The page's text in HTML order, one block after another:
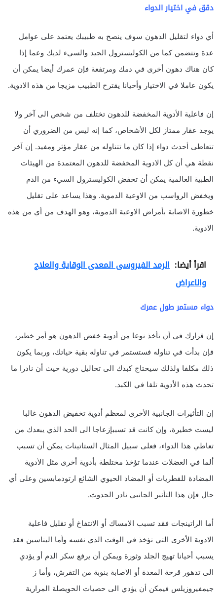
دقق في اختيار الدواء
أي دواء لتقليل الدهون سوف ينصح به طبيبك يعتمد على عوامل
عدة وتتضمن كما من الكوليسترول الجيد والسيء لديك وعما إذا
كان هناك دهون أخرى في دمك ومرتفعة فإن عمرك أيضا يمكن أن
يكون عاملا في الاختيار وأحيانا يقترح الطبيب مزيجا من هذه الادوية.
إن فاعلية الأدوية المخفضة للدهون تختلف من شخص الى آخر ولا
يوجد عقار ممتاز لكل الأشخاص، كما إنه ليس من الضروري أن
تتعاطى أحدث دواء إذا كان ما تتناوله من عقار مؤثر ومفيد. إن آخر
نقطة هي أن كل الادوية المخفضة للدهون المعتمدة من الهيئات
الطبية العالمية يمكن أن تخفض الكوليسترول السيء من الدم
ويخفض الرواسب من الاوعية الدموية. وهذا يساعد على تقليل
خطورة الاصابة بأمراض الاوعية الدموية، وهو الهدف من أي من هذه
الادوية.
اقرأ أيضا: الرمد الفيروسى المعدى الوقاية والعلاج
والاعراض
دواء مستمر طول عمرك
إن قرارك في أن تأخذ نوعا من أدوية خفض الدهون هو أمر خطير،
فإن بدأت في تناوله فستستمر في تناوله بقية حياتك، وربما يكون
ذلك مكلفا ولذلك سيحتاج كبدك الى تحاليل دورية حيث أن نادرا ما
تحدث هذه الأدوية تلفا في الكبد.
إن التأثيرات الجانبية الأخرى لمعظم أدوية تخفيض الدهون غالبا
ليست خطيرة، وإن كانت قد تسببإزعاجا الى الحد الذي يبعدك من
تعاطي هذا الدواء، فعلى سبيل المثال الستاتينات يمكن أن تسبب
ألما في العضلات عندما تؤخذ مختلطة بأدوية أخرى مثل الأدوية
المضادة للفطريات أو المضاد الحيوي الشائع ارتودمابسين وعلى أي
حال فإن هذا التأثير الجانبي نادر الحدوث.
أما الراتينجات فقد تسبب الامساك أو الانتفاخ أو تقليل فاعلية
الادوية الأخرى التي تؤخذ في الوقت الذي نفسه وأما اليناسين فقد
يسبب أحيانا تهيج الجلد وثورة ويمكن أن يرفع سكر الدم أو يؤدي
الى تدهور قرحة المعدة أو الاصابة بنوبة من التقرش، وأما ز
جيمفيروزيلس فيمكن أن يؤدي الى حصيات الحويصلة المرارية